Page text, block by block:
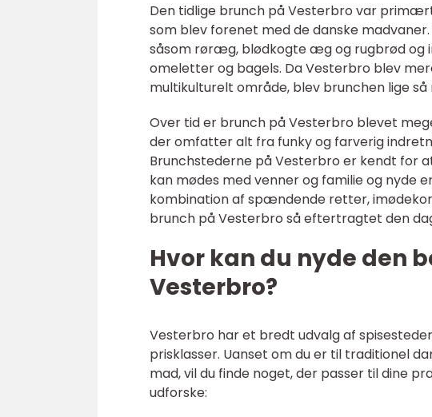
Den tidlige brunch på Vesterbro var
som blev forenet med de danske
såsom røræg, blødkogte æg og rugbrød og
omeletter og bagels. Da Vesterbro blev
multikulturelt område, blev brunchen lige
Over tid er brunch på Vesterbro blevet
der omfatter alt fra funky og farverig
Brunchstederne på Vesterbro er kendt
kan mødes med venner og familie og nyde
kombination af spændende retter,
brunch på Vesterbro så eftertragtet den
Hvor kan du nyde den
Vesterbro?
Vesterbro har et bredt udvalg af
prisklasser. Uanset om du er til traditionel
mad, vil du finde noget, der passer til dine
udforske: